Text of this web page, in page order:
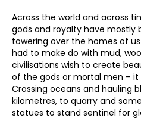
Across the world and across
gods and royalty have mostly
towering over the homes of
had to make do with mud,
civilisations wish to create
of the gods or mortal men –
Crossing oceans and hauling
kilometres, to quarry and
statues to stand sentinel for